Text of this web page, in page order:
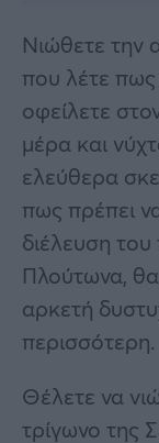
Νιώθετε την
που λέτε πως
οφείλετε
μέρα και
ελεύθερα
πως πρέπει
διέλευση
Πλούτωνα,
αρκετή
περισσότερη.
Θέλετε να
τρίγωνο της